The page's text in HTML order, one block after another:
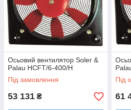
Осьовий вентилятор Soler &
Palau HCFT/6-400/H
Під замовлення
53 131 ₴
Під
61